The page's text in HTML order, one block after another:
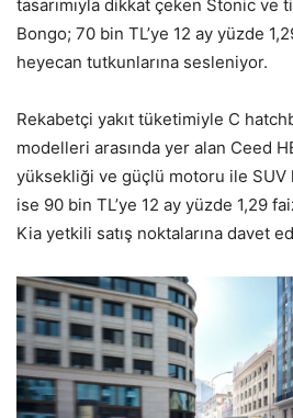
tasarımıyla dikkat çeken Stonic ve
Bongo; 70 bin TL’ye 12 ay yüzde
heyecan tutkunlarına sesleniyor.
Rekabetçi yakıt tüketimiyle C
modelleri arasında yer alan Ceed
yüksekliği ve güçlü motoru ile SUV
ise 90 bin TL’ye 12 ay yüzde 1,29
Kia yetkili satış noktalarına davet